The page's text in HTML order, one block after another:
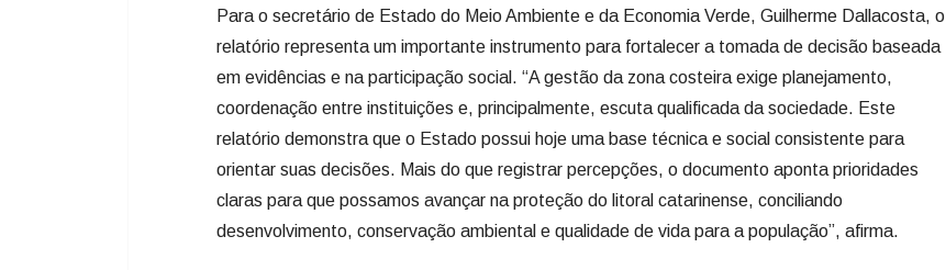
Para o secretário de Estado do Meio Ambiente e da Economia Verde, Guilherme Dallacosta, o
relatório representa um importante instrumento para fortalecer a tomada de decisão baseada
em evidências e na participação social. “A gestão da zona costeira exige planejamento,
coordenação entre instituições e, principalmente, escuta qualificada da sociedade. Este
relatório demonstra que o Estado possui hoje uma base técnica e social consistente para
orientar suas decisões. Mais do que registrar percepções, o documento aponta prioridades
claras para que possamos avançar na proteção do litoral catarinense, conciliando
desenvolvimento, conservação ambiental e qualidade de vida para a população”, afirma.